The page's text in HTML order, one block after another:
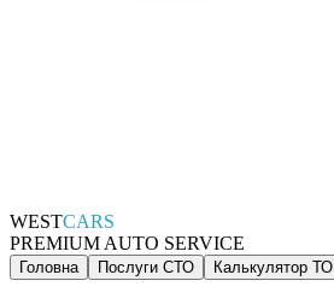
WESTCARS
PREMIUM AUTO SERVICE
Головна Послуги СТО Калькулятор ТО